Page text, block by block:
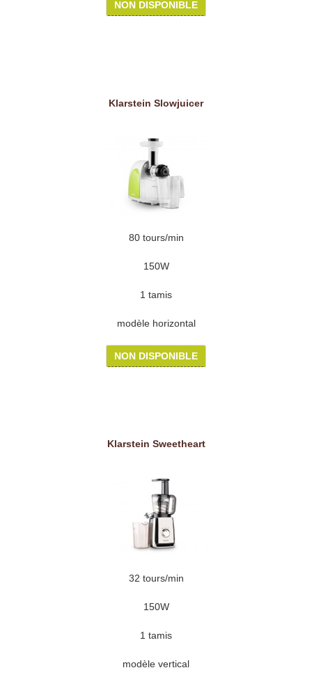
NON DISPONIBLE
Klarstein Slowjuicer
80 tours/min
150W
1 tamis
modèle horizontal
NON DISPONIBLE
Klarstein Sweetheart
32 tours/min
150W
1 tamis
modèle vertical